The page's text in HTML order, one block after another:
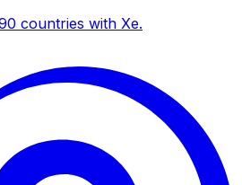
countries with Xe.